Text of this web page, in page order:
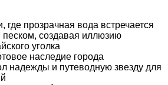
где прозрачная вода встречается
создавая иллюзию
уголка
наследие города
надежды и путеводную звезду для